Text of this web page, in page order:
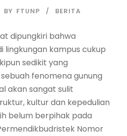
BY FTUNP BERITA
dipungkiri bahwa
lingkungan kampus cukup
sedikit yang
fenomena gunung
akan sangat sulit
kultur dan kepedulian
belum berpihak pada
Nomor